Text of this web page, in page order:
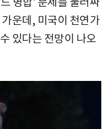
운데, 미국이 천연가
있다는 전망이 나오